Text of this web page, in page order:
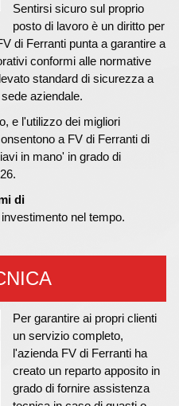
Sentirsi sicuro sul proprio
posto di lavoro è un diritto per
di Ferranti punta a garantire a
conformi alle normative
standard di sicurezza a
aziendale.
e l'utilizzo dei migliori
a FV di Ferranti di
in mano' in grado di
di
nel tempo.
Per garantire ai propri clienti
un servizio completo,
l'azienda FV di Ferranti ha
creato un reparto apposito in
grado di fornire assistenza